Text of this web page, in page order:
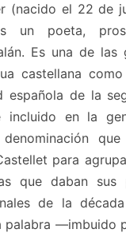
(nacido el 22 de
un poeta,
Es una de las
castellana
española de la
incluido en la
denominación
para
que daban sus
de la
palabra —imbuido